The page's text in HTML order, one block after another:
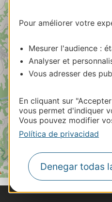
Pour améliorer votre
Mesurer l'audience :
Analyser et
Vous adresser des
En cliquant sur
vous permet d'indiquer
Vous pouvez modifier
Política de privacidad
Denegar todas